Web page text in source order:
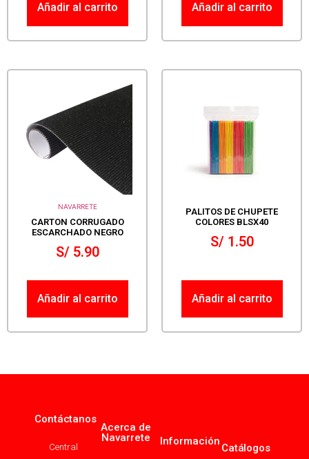
Añadir al carrito Añadir al carrito
NAVARRETE
CARTON CORRUGADO
ESCARCHADO NEGRO
S/5.90
Añadir al carrito
PALITOS DE CHUPETE
COLORES BLSX40
S/1.50
Añadir al carrito
Contáctanos
Central
Acerca de
Navarrete
Información
Catálogos